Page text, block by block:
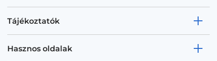
Tájékoztatók
Hasznos oldalak